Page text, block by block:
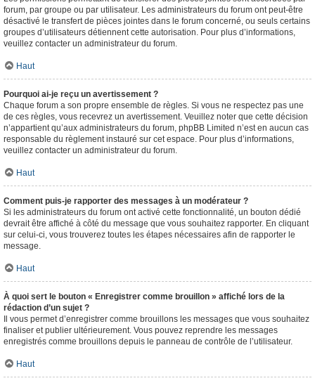
forum, par groupe ou par utilisateur. Les administrateurs du forum ont peut-être
désactivé le transfert de pièces jointes dans le forum concerné, ou seuls certains
groupes d’utilisateurs détiennent cette autorisation. Pour plus d’informations,
veuillez contacter un administrateur du forum.
Haut
Pourquoi ai-je reçu un avertissement ?
Chaque forum a son propre ensemble de règles. Si vous ne respectez pas une
de ces règles, vous recevrez un avertissement. Veuillez noter que cette décision
n’appartient qu’aux administrateurs du forum, phpBB Limited n’est en aucun cas
responsable du règlement instauré sur cet espace. Pour plus d’informations,
veuillez contacter un administrateur du forum.
Haut
Comment puis-je rapporter des messages à un modérateur ?
Si les administrateurs du forum ont activé cette fonctionnalité, un bouton dédié
devrait être affiché à côté du message que vous souhaitez rapporter. En cliquant
sur celui-ci, vous trouverez toutes les étapes nécessaires afin de rapporter le
message.
Haut
À quoi sert le bouton « Enregistrer comme brouillon » affiché lors de la
rédaction d’un sujet ?
Il vous permet d’enregistrer comme brouillons les messages que vous souhaitez
finaliser et publier ultérieurement. Vous pouvez reprendre les messages
enregistrés comme brouillons depuis le panneau de contrôle de l’utilisateur.
Haut